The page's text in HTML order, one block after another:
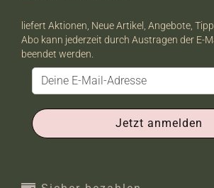
liefert Aktionen, Neue Artikel, Angebote,
Abo kann jederzeit durch Austragen der E-
beendet werden.